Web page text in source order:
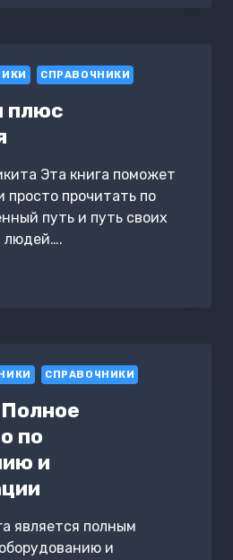
СПРАВОЧНИКИ
плюс
Эта книга поможет
просто прочитать по
путь и путь своих
людей….
СПРАВОЧНИКИ
по
и
является полным
и